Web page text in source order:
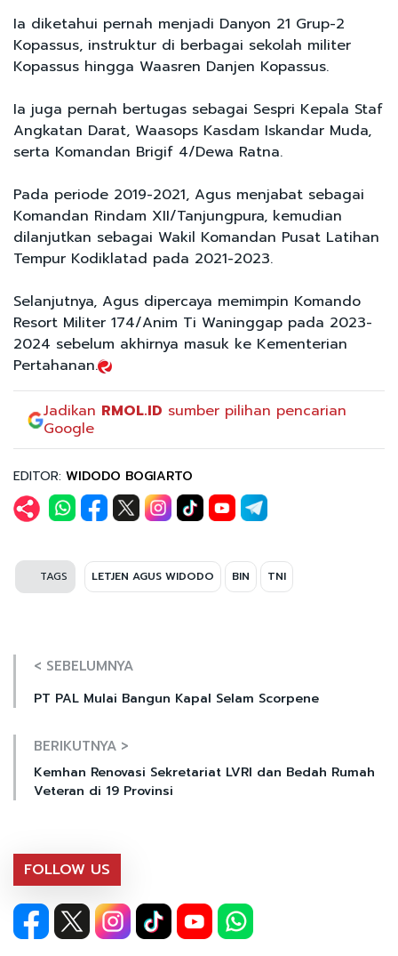
Ia diketahui pernah menjadi Danyon 21 Grup-2
Kopassus, instruktur di berbagai sekolah militer
Kopassus hingga Waasren Danjen Kopassus.
Ia juga pernah bertugas sebagai Sespri Kepala Staf
Angkatan Darat, Waasops Kasdam Iskandar Muda,
serta Komandan Brigif 4/Dewa Ratna.
Pada periode 2019-2021, Agus menjabat sebagai
Komandan Rindam XII/Tanjungpura, kemudian
dilanjutkan sebagai Wakil Komandan Pusat Latihan
Tempur Kodiklatad pada 2021-2023.
Selanjutnya, Agus dipercaya memimpin Komando
Resort Militer 174/Anim Ti Waninggap pada 2023-
2024 sebelum akhirnya masuk ke Kementerian
Pertahanan.
Jadikan RMOL.ID sumber pilihan pencarian
Google
EDITOR: WIDODO BOGIARTO
TAGS LETJEN AGUS WIDODO BIN TNI
< SEBELUMNYA
PT PAL Mulai Bangun Kapal Selam Scorpene
BERIKUTNYA >
Kemhan Renovasi Sekretariat LVRI dan Bedah Rumah
Veteran di 19 Provinsi
FOLLOW US